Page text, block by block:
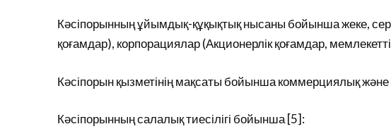
Кәсіпорынның ұйымдық-құқықтық нысаны бойынша жеке,
қоғамдар), корпорациялар (Акционерлік қоғамдар,
Кәсіпорын қызметінің мақсаты бойынша коммерциялық
Кәсіпорынның салалық тиесілігі бойынша [5]: